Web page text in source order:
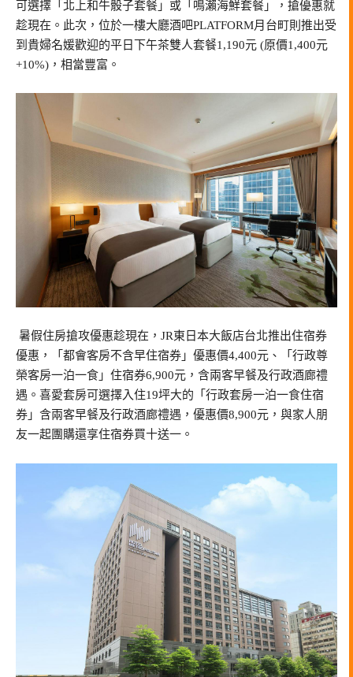
可選擇「北上和牛骰子套餐」或「鳴瀨海鮮套餐」，搶優惠就
趁現在。此次，位於一樓大廳酒吧PLATFORM月台町則推出受
到貴婦名媛歡迎的平日下午茶雙人套餐1,190元 (原價1,400元
+10%)，相當豐富。
暑假住房搶攻優惠趁現在，JR東日本大飯店台北推出住宿券
優惠，「都會客房不含早住宿券」優惠價4,400元、「行政尊
榮客房一泊一食」住宿券6,900元，含兩客早餐及行政酒廊禮
遇。喜愛套房可選擇入住19坪大的「行政套房一泊一食住宿
券」含兩客早餐及行政酒廊禮遇，優惠價8,900元，與家人朋
友一起團購還享住宿券買十送一。